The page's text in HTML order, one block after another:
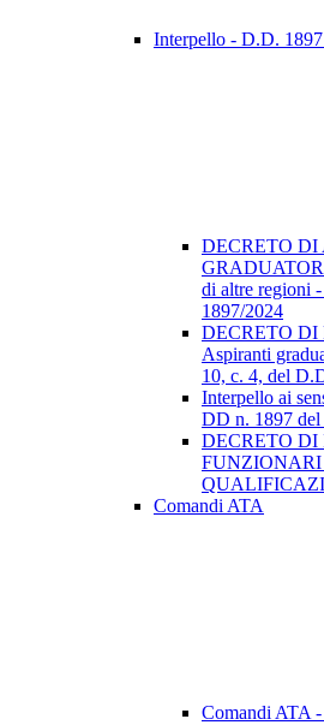
Interpello - D.D.
DECRETO
di altre regioni
1897/2024
DECRETO
Aspiranti
10, c. 4, del
Interpello ai
DD n. 1897
DECRETO
FUNZIONARI
Comandi ATA
Comandi ATA